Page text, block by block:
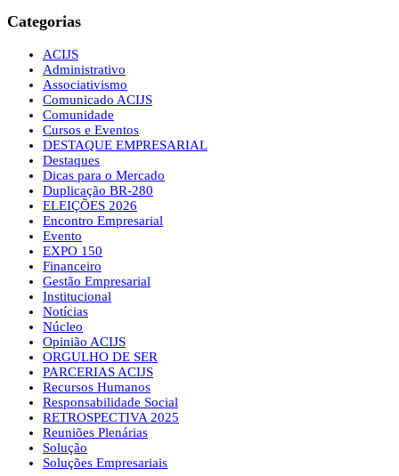
Categorias
ACIJS
Administrativo
Associativismo
Comunicado ACIJS
Comunidade
Cursos e Eventos
DESTAQUE EMPRESARIAL
Destaques
Dicas para o Mercado
Duplicação BR-280
ELEIÇÕES 2026
Encontro Empresarial
Evento
EXPO 150
Financeiro
Gestão Empresarial
Institucional
Notícias
Núcleo
Opinião ACIJS
ORGULHO DE SER
PARCERIAS ACIJS
Recursos Humanos
Responsabilidade Social
RETROSPECTIVA 2025
Reuniões Plenárias
Solução
Soluções Empresariais